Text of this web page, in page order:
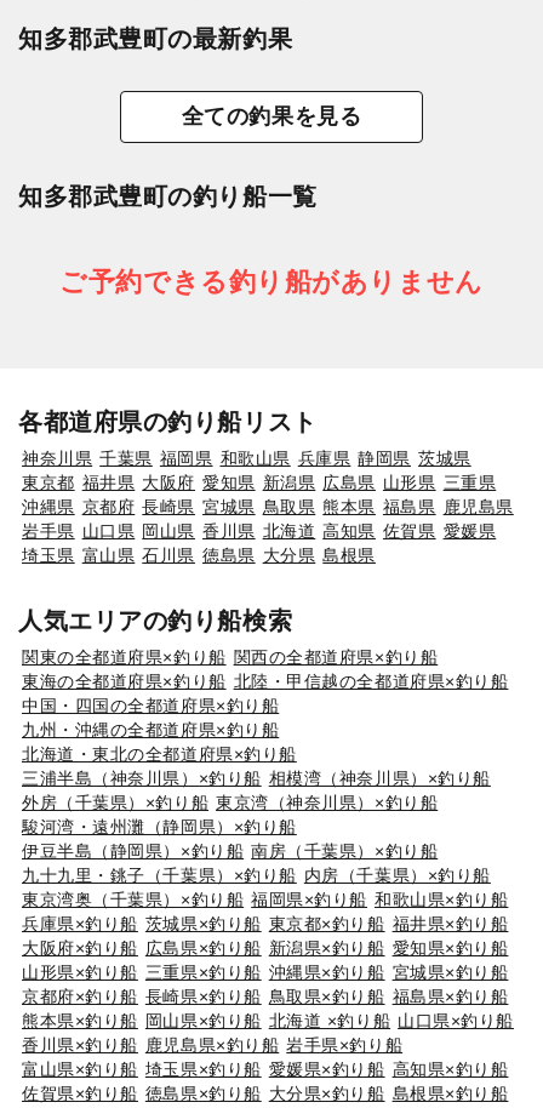
知多郡武豊町の最新釣果
全ての釣果を見る
知多郡武豊町の釣り船一覧
ご予約できる釣り船がありません
各都道府県の釣り船リスト
神奈川県 千葉県 福岡県 和歌山県 兵庫県 静岡県 茨城県
東京都 福井県 大阪府 愛知県 新潟県 広島県 山形県 三重県
沖縄県 京都府 長崎県 宮城県 鳥取県 熊本県 福島県
鹿児島県
岩手県 山口県 岡山県 香川県 北海道 高知県 佐賀県 愛媛県
埼玉県 富山県 石川県 徳島県 大分県 島根県
人気エリアの釣り船検索
関東の全都道府県×釣り船 関西の全都道府県×釣り船
東海の全都道府県×釣り船 北陸・甲信越の全都道府県×釣り船
中国・四国の全都道府県×釣り船
九州・沖縄の全都道府県×釣り船
北海道・東北の全都道府県×釣り船
三浦半島（神奈川県）×釣り船 相模湾（神奈川県）×釣り船
外房（千葉県）×釣り船 東京湾（神奈川県）×釣り船
駿河湾・遠州灘（静岡県）×釣り船
伊豆半島（静岡県）×釣り船 南房（千葉県）×釣り船
九十九里・銚子（千葉県）×釣り船 内房（千葉県）×釣り船
東京湾奥（千葉県）×釣り船 福岡県×釣り船 和歌山県×釣り船
兵庫県×釣り船 茨城県×釣り船 東京都×釣り船 福井県×釣り船
大阪府×釣り船 広島県×釣り船 新潟県×釣り船 愛知県×釣り船
山形県×釣り船 三重県×釣り船 沖縄県×釣り船 宮城県×釣り船
京都府×釣り船 長崎県×釣り船 鳥取県×釣り船 福島県×釣り船
熊本県×釣り船 岡山県×釣り船 北海道 ×釣り船 山口県×釣り船
香川県×釣り船 鹿児島県×釣り船 岩手県×釣り船
富山県×釣り船 埼玉県×釣り船 愛媛県×釣り船 高知県×釣り船
佐賀県×釣り船 徳島県×釣り船 大分県×釣り船 島根県×釣り船